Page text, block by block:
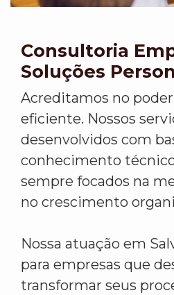
Consultoria
Soluções
Acreditamos no
eficiente. Nossos
desenvolvidos com
conhecimento
sempre focados na
no crescimento
Nossa atuação em
para empresas que
transformar seus